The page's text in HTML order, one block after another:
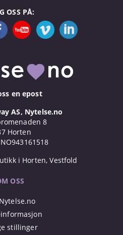
OSS PÅ:
en epost
AS, Nytelse.no
8
Horten
i Horten, Vestfold
OSS
stillinger